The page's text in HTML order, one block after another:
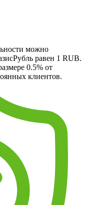
можно
равен 1 RUB.
0.5% от
клиентов.